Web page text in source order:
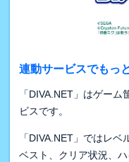
連動サービスでもっ
「DIVA.NET」はゲー
ビスです。
「DIVA.NET」ではレ
ベスト、クリア状況、